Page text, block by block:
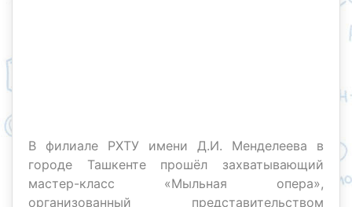
В филиале РХТУ имени Д.И. Менделеева в
городе Ташкенте прошёл захватывающий
мастер-класс «Мыльная опера»,
организованный представительством